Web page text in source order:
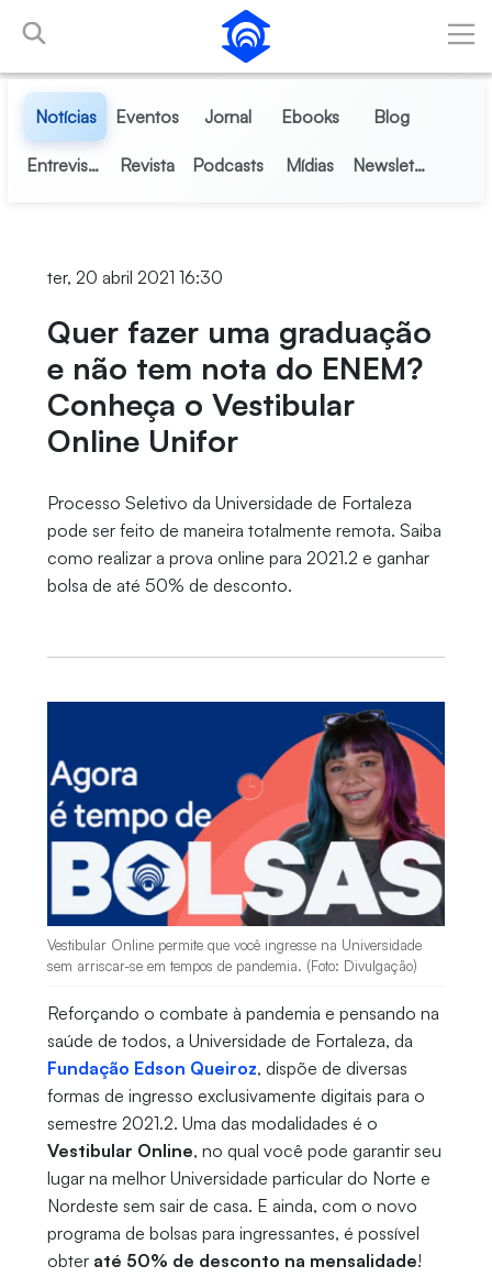
Pular para o Conteúdo principal
Notícias Eventos Jornal Ebooks Blog
Entrevistas Revista Podcasts Mídias Newsletter
ter, 20 abril 2021 16:30
Quer fazer uma graduação
e não tem nota do ENEM?
Conheça o Vestibular
Online Unifor
Processo Seletivo da Universidade de Fortaleza
pode ser feito de maneira totalmente remota. Saiba
como realizar a prova online para 2021.2 e ganhar
bolsa de até 50% de desconto.
Vestibular Online permite que você ingresse na Universidade
sem arriscar-se em tempos de pandemia. (Foto: Divulgação)
Reforçando o combate à pandemia e pensando na
saúde de todos, a Universidade de Fortaleza, da
Fundação Edson Queiroz, dispõe de diversas
formas de ingresso exclusivamente digitais para o
semestre 2021.2. Uma das modalidades é o
Vestibular Online, no qual você pode garantir seu
lugar na melhor Universidade particular do Norte e
Nordeste sem sair de casa. E ainda, com o novo
programa de bolsas para ingressantes, é possível
obter até 50% de desconto na mensalidade!